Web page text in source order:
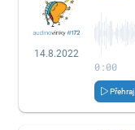
14.8.2022
0:00
Přehraj